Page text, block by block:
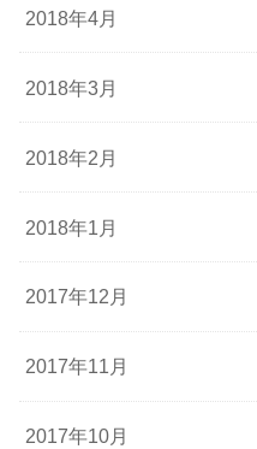
2018年4月
2018年3月
2018年2月
2018年1月
2017年12月
2017年11月
2017年10月